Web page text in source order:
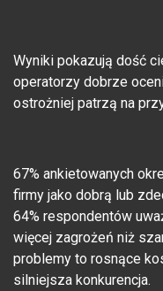
Wyniki pokazują dość
operatorzy dobrze
ostrożniej patrzą na
67% ankietowanych
firmy jako dobrą lub
64% respondentów
więcej zagrożeń niż
problemy to rosnące
silniejsza konkurencja.